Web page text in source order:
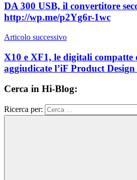
DA 300 USB, il convertitore
http://wp.me/p2Yg6r-1wc
Articolo successivo
X10 e XF1, le digitali
aggiudicate l’iF Product
Cerca in Hi-Blog:
Ricerca per: